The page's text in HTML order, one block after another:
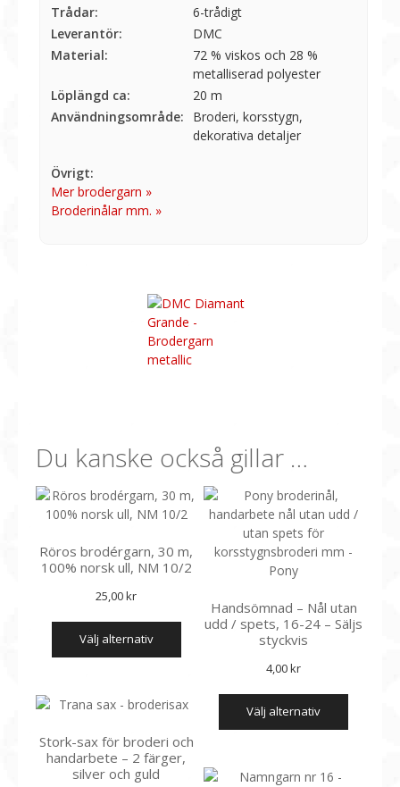
Trådar:
6-trådigt
Leverantör:
DMC
Material:
72 % viskos och 28 %
metalliserad polyester
Löplängd ca:
20 m
Användningsområde:
Broderi, korsstygn,
dekorativa detaljer
Övrigt:
Mer brodergarn »
Broderinålar mm. »
Du kanske också gillar …
Röros brodérgarn, 30 m,
100% norsk ull, NM 10/2
25,00kr
välj alternativ
Den
produkten
flera
De
olika
alternativen
Handsömnad – Nål utan
udd / spets, 16-24 – Säljs
styckvis
4,00kr
välj alternativ
Den
Stork-sax för broderi och
handarbete – 2 färger,
silver och guld